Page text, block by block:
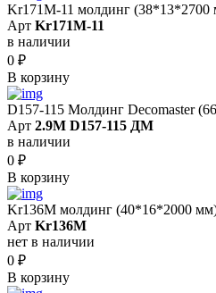
Kr171M-11 молдинг (38*13*2700
Арт Kr171M-11
в наличии
0 ₽
В корзину
D157-115 Молдинг Decomaster
Арт 2.9M D157-115 ДМ
в наличии
0 ₽
В корзину
Kr136M молдинг (40*16*2000
Арт Kr136M
нет в наличии
0 ₽
В корзину